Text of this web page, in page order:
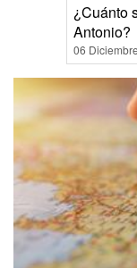
¿Cuánto
Antonio?
06 Diciembre